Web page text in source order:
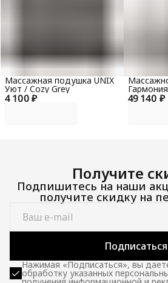
4 100 ₽
Массажная подушка UNIX
Уют / Cozy Grey
49 140 ₽
Получите
Подпишитесь на наши
получите скидку на
Подписаться
Нажимая «Подписаться», вы
обработку указанных